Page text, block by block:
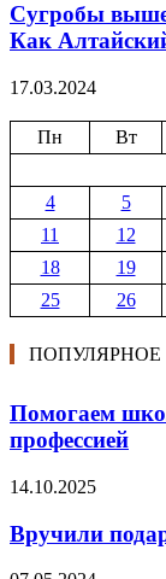
Сугробы выше
Как
17.03.2024
Пн
Вт
4
5
11
12
18
19
25
26
ПОПУЛЯРНОЕ
Помогаем
профессией
14.10.2025
Вручили